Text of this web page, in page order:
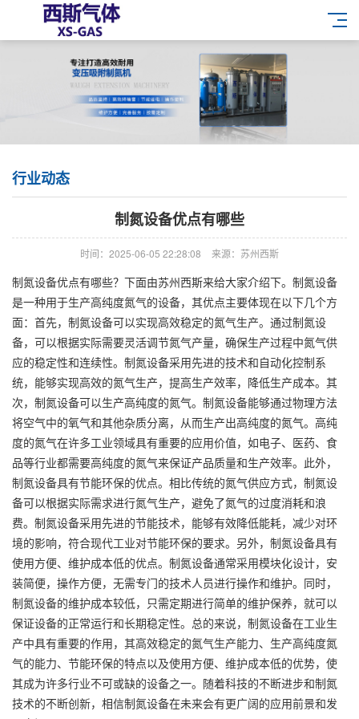
行业动态
制氮设备优点有哪些
时间：2025-06-05 22:28:08 来源：苏州西斯
制氮设备优点有哪些？下面由苏州西斯来给大家介绍下。制氮设备
是一种用于生产高纯度氮气的设备，其优点主要体现在以下几个方
面：首先，制氮设备可以实现高效稳定的氮气生产。通过制氮设
备，可以根据实际需要灵活调节氮气产量，确保生产过程中氮气供
应的稳定性和连续性。制氮设备采用先进的技术和自动化控制系
统，能够实现高效的氮气生产，提高生产效率，降低生产成本。其
次，制氮设备可以生产高纯度的氮气。制氮设备能够通过物理方法
将空气中的氧气和其他杂质分离，从而生产出高纯度的氮气。高纯
度的氮气在许多工业领域具有重要的应用价值，如电子、医药、食
品等行业都需要高纯度的氮气来保证产品质量和生产效率。此外，
制氮设备具有节能环保的优点。相比传统的氮气供应方式，制氮设
备可以根据实际需求进行氮气生产，避免了氮气的过度消耗和浪
费。制氮设备采用先进的节能技术，能够有效降低能耗，减少对环
境的影响，符合现代工业对节能环保的要求。另外，制氮设备具有
使用方便、维护成本低的优点。制氮设备通常采用模块化设计，安
装简便，操作方便，无需专门的技术人员进行操作和维护。同时，
制氮设备的维护成本较低，只需定期进行简单的维护保养，就可以
保证设备的正常运行和长期稳定性。总的来说，制氮设备在工业生
产中具有重要的作用，其高效稳定的氮气生产能力、生产高纯度氮
气的能力、节能环保的特点以及使用方便、维护成本低的优势，使
其成为许多行业不可或缺的设备之一。随着科技的不断进步和制氮
技术的不断创新，相信制氮设备在未来会有更广阔的应用前景和发